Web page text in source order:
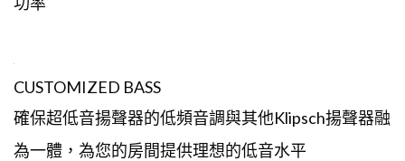
CUSTOMIZED BASS
確保超低音揚聲器的低頻音調與其他Klipsch揚聲器融
為一體，為您的房間提供理想的低音水平